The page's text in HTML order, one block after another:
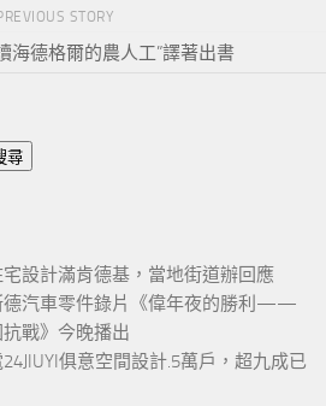
STORY
海德格爾的農人工”譯著出書
尋
宅設計滿肯德基，當地街道辦回應
德汽車零件錄片《偉年夜的勝利——
戰》今晚播出
俱意空間設計.5萬戶，超九成已